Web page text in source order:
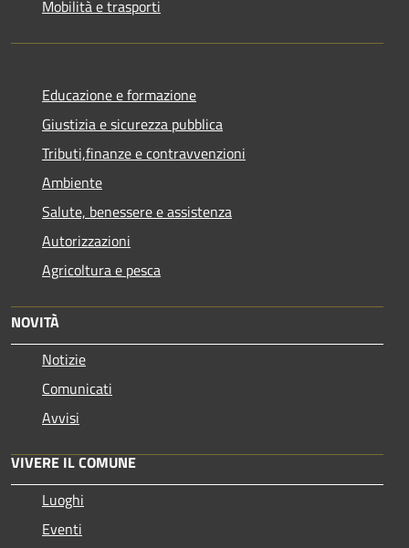
Mobilità e trasporti
Educazione e formazione
Giustizia e sicurezza pubblica
Tributi,finanze e contravvenzioni
Ambiente
Salute, benessere e assistenza
Autorizzazioni
Agricoltura e pesca
NOVITÀ
Notizie
Comunicati
Avvisi
VIVERE IL COMUNE
Luoghi
Eventi